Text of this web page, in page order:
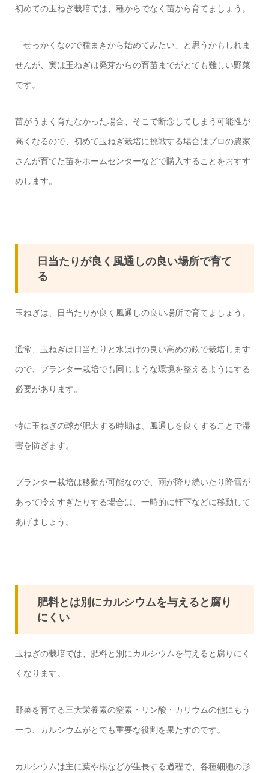
初めての玉ねぎ栽培では、種からでなく苗から育てましょう。
「せっかくなので種まきから始めてみたい」と思うかもしれま
せんが、実は玉ねぎは発芽からの育苗までがとても難しい野菜
です。
苗がうまく育たなかった場合、そこで断念してしまう可能性が
高くなるので、初めて玉ねぎ栽培に挑戦する場合はプロの農家
さんが育てた苗をホームセンターなどで購入することをおすす
めします。
日当たりが良く風通しの良い場所で育て
る
玉ねぎは、日当たりが良く風通しの良い場所で育てましょう。
通常、玉ねぎは日当たりと水はけの良い高めの畝で栽培します
ので、プランター栽培でも同じような環境を整えるようにする
必要があります。
特に玉ねぎの球が肥大する時期は、風通しを良くすることで湿
害を防ぎます。
プランター栽培は移動が可能なので、雨が降り続いたり降雪が
あって冷えすぎたりする場合は、一時的に軒下などに移動して
あげましょう。
肥料とは別にカルシウムを与えると腐り
にくい
玉ねぎの栽培では、肥料と別にカルシウムを与えると腐りにく
くなります。
野菜を育てる三大栄養素の窒素・リン酸・カリウムの他にもう
一つ、カルシウムがとても重要な役割を果たすのです。
カルシウムは主に葉や根などが生長する過程で、各種細胞の形